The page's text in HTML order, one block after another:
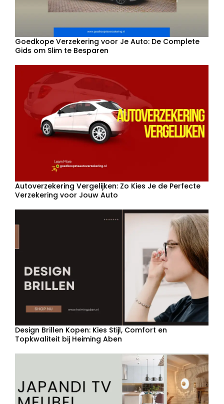
Goedkope Verzekering voor Je Auto: De Complete
Gids om Slim te Besparen
Autoverzekering Vergelijken: Zo Kies Je de Perfecte
Verzekering voor Jouw Auto
Design Brillen Kopen: Kies Stijl, Comfort en
Topkwaliteit bij Heiming Aben